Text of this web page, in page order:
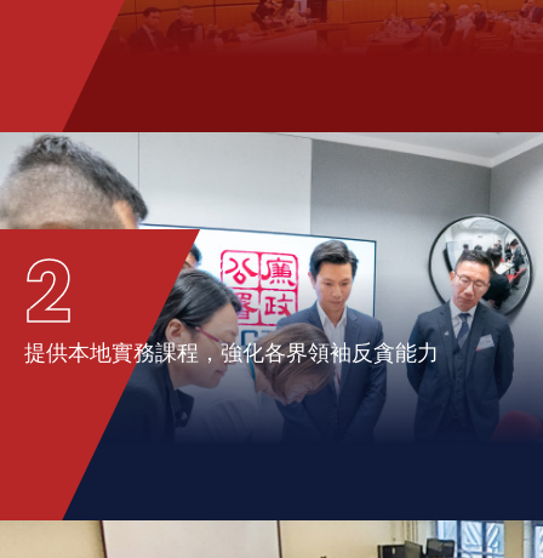
2
提供本地實務課程，強化各界領袖反貪能力